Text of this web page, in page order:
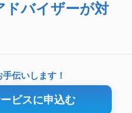
ドバイザーが対
伝いします！
ビスに申込む